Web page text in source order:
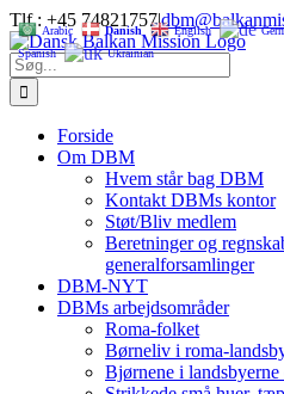
Skip
to
content
Tlf.: +45 74821757|
Søg
efter:
Forside
Om DBM
Hvem står bag DBM
Kontakt DBMs kontor
Støt/Bliv medlem
Beretninger og
generalforsamlinger
DBM-NYT
DBMs arbejdsområder
Roma-folket
Børneliv i roma-
Bjørnene i
Arabic Danish English
Spanish
Ukrainian